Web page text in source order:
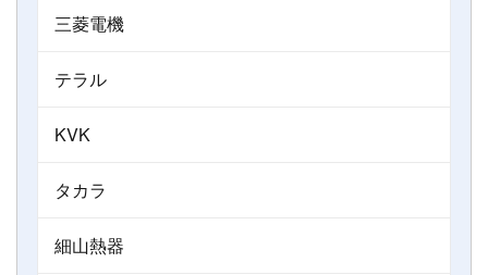
三菱電機
テラル
KVK
タカラ
細山熱器